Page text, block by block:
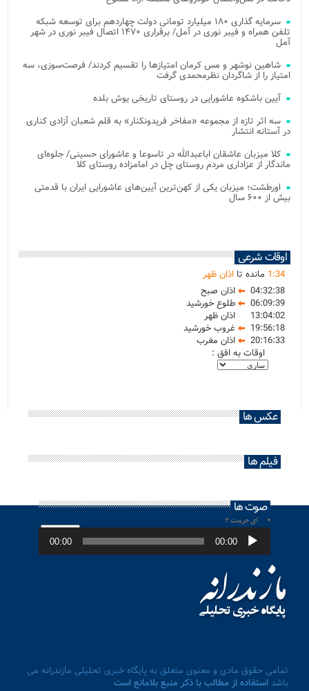
سرمایه گذاری ۱۸۰ میلیارد تومانی دولت چهاردهم برای توسعه شبکه
تلفن همراه و فیبر نوری در آمل/ برقراری ۱۴۷۰ اتصال فیبر نوری در شهر
آمل
شاهین نوشهر و مس کرمان امتیازها را تقسیم کردند/ فرصت‌سوزی، سه
امتیاز را از شاگردان نظرمحمدی گرفت
آیین باشکوه عاشورایی در روستای تاریخی یوش بلده
سه اثر تازه از مجموعه «مفاخر فریدونکنار» به قلم شعبان آزادی کناری
در آستانه انتشار
کلا میزبان عاشقان اباعبدالله در تاسوعا و عاشورای حسینی/ جلوه‌ای
ماندگار از عزاداری مردم روستای چل در امامزاده روستای کلا
اورطشت؛ میزبان یکی از کهن‌ترین آیین‌های عاشورایی ایران با قدمتی
بیش از ۶۰۰ سال
اوقات شرعی
1:34 مانده تااذان ظهر
04:32:38
اذان صبح
06:09:39
طلوع خورشید
13:04:02
اذان ظهر
19:56:18
غروب خورشید
20:16:33
اذان مغرب
اوقات به افق :
عکس ها
فیلم ها
صوت ها
ای حرمت ۲
پخش‌کننده
صوت 00:00
00:00
تمامی حقوق مادی و معنوی متعلق به پایگاه خبری تحلیلی مازندرانه می
باشداستفاده از مطالب با ذکر منبع بلامانع است